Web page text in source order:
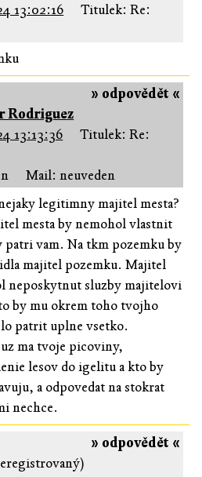
13:02:16
Titulek: Re:
» odpovědět «
Rodriguez
13:13:36
Titulek: Re:
Mail: neuveden
legitimny majitel mesta?
mesta by nemohol vlastnit
patri vam. Na tkm pozemku by
majitel pozemku. Majitel
neposkytnut sluzby majitelovi
by mu okrem toho tvojho
patrit uplne vsetko.
ma tvoje picoviny,
lesov do igelitu a kto by
a odpovedat na stokrat
nechce.
» odpovědět «